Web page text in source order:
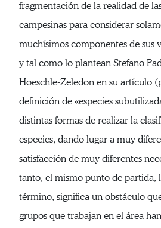
fragmentación de la realidad de
campesinas para considerar
muchísimos componentes de sus
y tal como lo plantean Stefano
Hoeschle-Zeledon en su artículo
definición de «especies
distintas formas de realizar la
especies, dando lugar a muy
satisfacción de muy diferentes
tanto, el mismo punto de partida,
término, significa un obstáculo
grupos que trabajan en el área